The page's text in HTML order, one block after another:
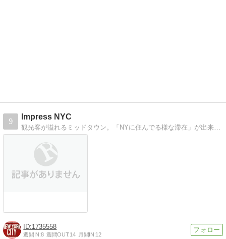
9
Impress NYC
観光客が溢れるミッドタウン。「NYに住んでる様な滞在」が出来るダウンタウン。Downtownって「人気の街」という意味！「下町」ではないですよ！笑
1735558
週間IN:8 週間OUT:14 月間IN:12